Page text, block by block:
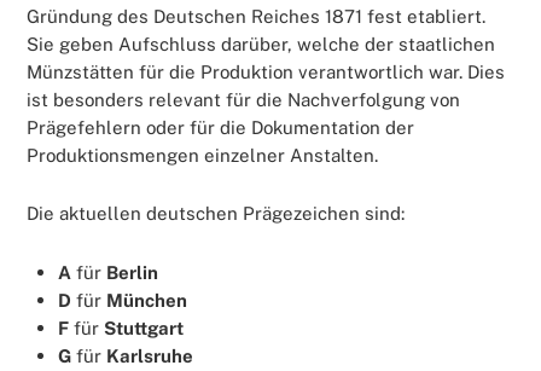
Gründung des Deutschen Reiches 1871 fest etabliert.
Sie geben Aufschluss darüber, welche der staatlichen
Münzstätten für die Produktion verantwortlich war. Dies
ist besonders relevant für die Nachverfolgung von
Prägefehlern oder für die Dokumentation der
Produktionsmengen einzelner Anstalten.
Die aktuellen deutschen Prägezeichen sind:
A für Berlin
D für München
Ffür Stuttgart
Gfür Karlsruhe